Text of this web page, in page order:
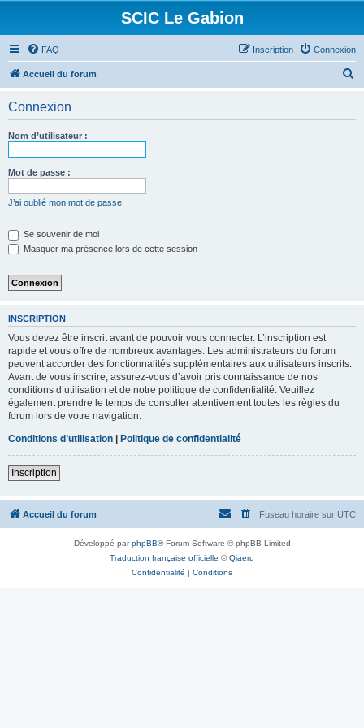
SCIC Le Gabion
FAQ Connexion
Inscription
Accueil du forum
Connexion
Nom d’utilisateur :
Mot de passe :
J’ai oublié mon mot de passe
Se souvenir de moi
Masquer ma présence lors de cette session
INSCRIPTION
Vous devez être inscrit avant de pouvoir vous connecter. L’inscription est
rapide et vous offre de nombreux avantages. Les administrateurs du forum
peuvent accorder des fonctionnalités supplémentaires aux utilisateurs inscrits.
Avant de vous inscrire, assurez-vous d’avoir pris connaissance de nos
conditions d’utilisation et de notre politique de confidentialité. Veuillez
également prendre le temps de consulter attentivement toutes les règles du
forum lors de votre navigation.
Conditions d’utilisation | Politique de confidentialité
Inscription
Accueil du forum Fuseau horaire sur UTC
Développé parphpBB® Forum Software © phpBB Limited
Traduction française officielle ©Qiaeru
Confidentialité | Conditions